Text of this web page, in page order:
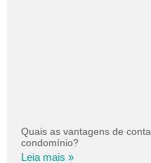
Quais as vantagens de
condomínio?
Leia mais »